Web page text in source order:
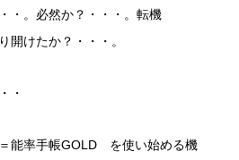
・。必然か？・・・。転機
開けたか？・・・。
・
能率手帳GOLD を使い始める機